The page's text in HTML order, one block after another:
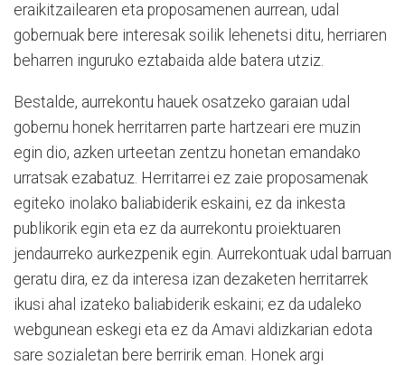
eraikitzailearen eta proposamenen aurrean, udal
gobernuak bere interesak soilik lehenetsi ditu, herriaren
beharren inguruko eztabaida alde batera utziz.
Bestalde, aurrekontu hauek osatzeko garaian udal
gobernu honek herritarren parte hartzeari ere muzin
egin dio, azken urteetan zentzu honetan emandako
urratsak ezabatuz. Herritarrei ez zaie proposamenak
egiteko inolako baliabiderik eskaini, ez da inkesta
publikorik egin eta ez da aurrekontu proiektuaren
jendaurreko aurkezpenik egin. Aurrekontuak udal barruan
geratu dira, ez da interesa izan dezaketen herritarrek
ikusi ahal izateko baliabiderik eskaini; ez da udaleko
webgunean eskegi eta ez da Amavi aldizkarian edota
sare sozialetan bere berririk eman. Honek argi